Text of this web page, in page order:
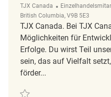
TJX Canada Kategorie
British Columbia, V9B 5E3
TJX Canada. Bei TJX
Möglichkeiten für
Erfolge. Du wirst Teil
sein, das auf Vielfalt
förder...
Retten Retail Store Associate